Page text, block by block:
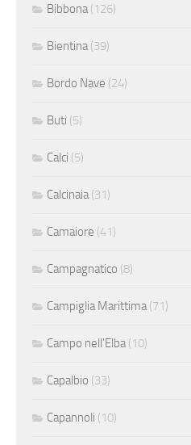
Bibbona(126)
Bientina(39)
Bordo Nave (24)
Buti (5)
Calci (5)
Calcinaia(31)
Camaiore (41)
Campagnatico (8)
Campiglia Marittima(71)
Campo nell'Elba(10)
Capalbio (33)
Capannoli (10)